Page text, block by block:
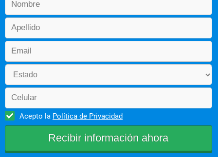
Acepto la Política de Privacidad